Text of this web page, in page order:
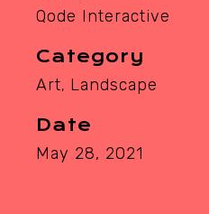
Qode Interactive
Category
Art Landscape
Date
May 28, 2021